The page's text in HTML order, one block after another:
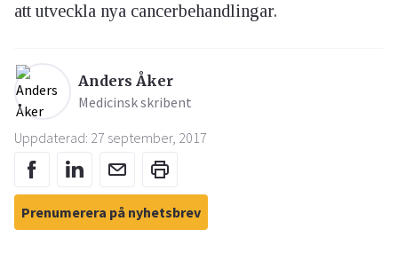
att utveckla nya cancerbehandlingar.
Anders Åker
Medicinsk skribent
Uppdaterad: 27 september, 2017
Prenumerera på nyhetsbrev